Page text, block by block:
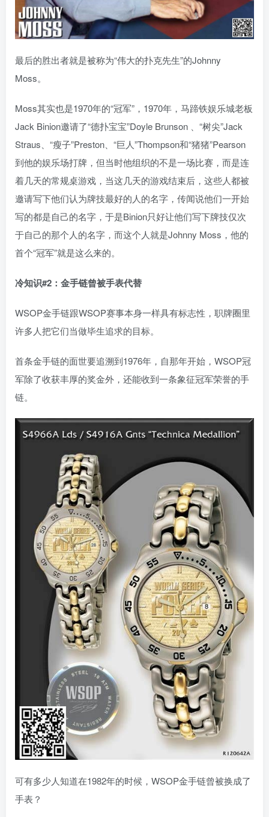
最后的胜出者就是被称为“伟大的扑克先生”的Johnny
Moss。
Moss其实也是1970年的“冠军”，1970年，马蹄铁娱乐城老板
Jack Binion邀请了“德扑宝宝”Doyle Brunson 、“树尖”Jack
Straus、“瘦子”Preston、“巨人”Thompson和“猪猪”Pearson
到他的娱乐场打牌，但当时他组织的不是一场比赛，而是连
着几天的常规桌游戏，当这几天的游戏结束后，这些人都被
邀请写下他们认为牌技最好的人的名字，传闻说他们一开始
写的都是自己的名字，于是Binion只好让他们写下牌技仅次
于自己的那个人的名字，而这个人就是Johnny Moss，他的
首个“冠军”就是这么来的。
冷知识#2 ：金手链曾被手表代替
WSOP金手链跟WSOP赛事本身一样具有标志性，职牌圈里
许多人把它们当做毕生追求的目标。
首条金手链的面世要追溯到1976年，自那年开始，WSOP冠
军除了收获丰厚的奖金外，还能收到一条象征冠军荣誉的手
链。
可有多少人知道在1982年的时候，WSOP金手链曾被换成了
手表？